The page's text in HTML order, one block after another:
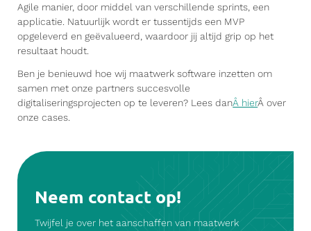
Agile manier, door middel van verschillende sprints, een
applicatie. Natuurlijk wordt er tussentijds een MVP
opgeleverd en geëvalueerd, waardoor jij altijd grip op het
resultaat houdt.
Ben je benieuwd hoe wij maatwerk software inzetten om
samen met onze partners succesvolle
digitaliseringsprojecten op te leveren? Lees danÂ hierÂ over
onze cases.
Neem contact op!
Twijfel je over het aanschaffen van maatwerk